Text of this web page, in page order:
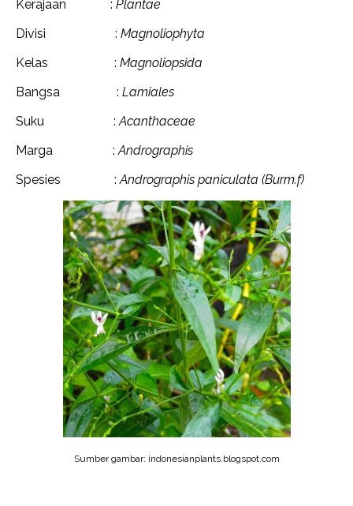
Kerajaan : Plantae
Divisi : Magnoliophyta
Kelas : Magnoliopsida
Bangsa : Lamiales
Suku : Acanthaceae
Marga : Andrographis
Spesies : Andrographis paniculata (Burm.f)
Sumber gambar: indonesianplants.blogspot.com